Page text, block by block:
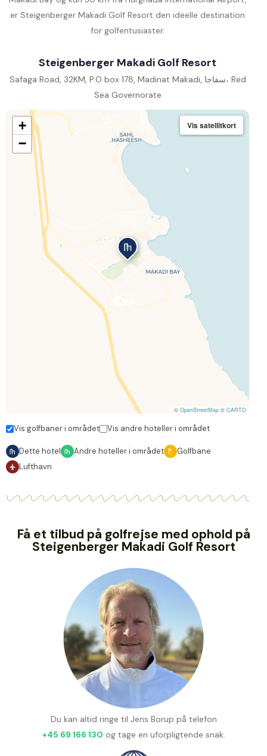
er Steigenberger Makadi Golf Resort den ideelle destination
for golfentusiaster.
Steigenberger Makadi Golf Resort
Safaga Road, 32KM, P.O box 178, Madinat Makadi, سفاجا، Red
Sea Governorate
+
−
Vis satellitkort
© OpenStreetMap © CARTO
Vis golfbaner i området Vis andre hoteller i området
Dette hotel Andre hoteller i området
Golfbane
Lufthavn
Få et tilbud på golfrejse med ophold på
Steigenberger Makadi Golf Resort
Du kan altid ringe til Jens Borup på telefon
+45 69 166 130 og tage en uforpligtende snak.